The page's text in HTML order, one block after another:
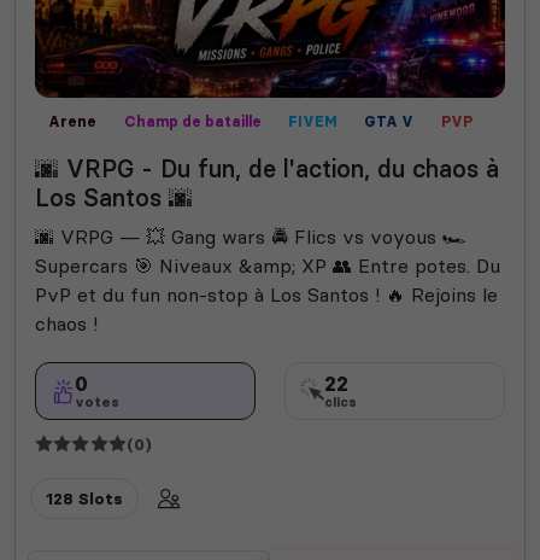
Arene Champ de bataille FIVEM GTA V PVP
🌆 VRPG - Du fun, de l'action, du chaos à
Los Santos 🌆
🌆 VRPG — 💥 Gang wars 🚔 Flics vs voyous 🏎️
Supercars 🎯 Niveaux &amp; XP 👥 Entre potes. Du
PvP et du fun non-stop à Los Santos ! 🔥 Rejoins le
chaos !
0
votes
22
clics
(0)
128 Slots